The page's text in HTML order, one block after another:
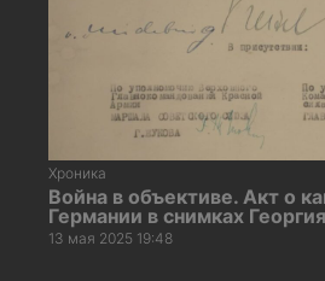
Хроника
Война в объективе. Акт о
Германии в снимках
13 мая 2025 19:48